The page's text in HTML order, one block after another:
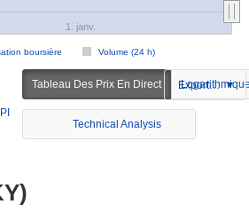
boursière Volume (24 h)
1. janv.
Tableau Des Prix En Direct Exportation
Technical Analysis